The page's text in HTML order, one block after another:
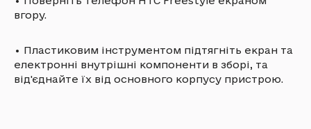
вгору.
• Пластиковим інструментом підтягніть екран та
електронні внутрішні компоненти в зборі, та
від'єднайте їх від основного корпусу пристрою.